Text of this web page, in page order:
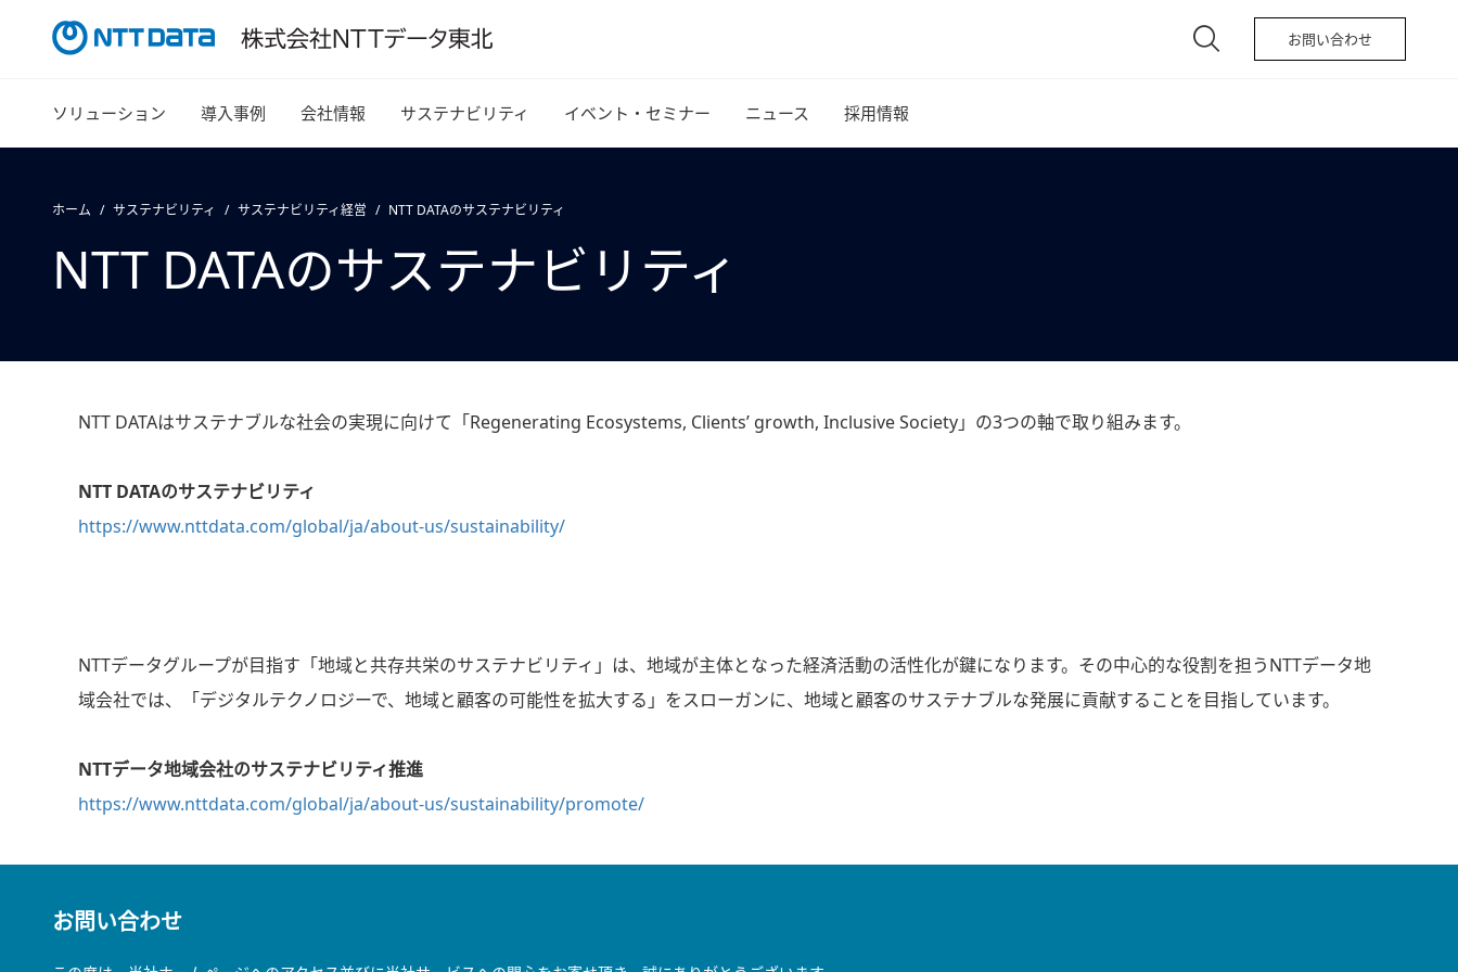
お問い合わせ
ソリューション 導入事例 会社情報 サステナビリティ イベント・セミナー ニュース 採用情報
ホーム サステナビリティ サステナビリティ経営 NTT DATAのサステナビリティ
NTT DATAのサステナビリティ
NTT DATAはサステナブルな社会の実現に向けて「Regenerating Ecosystems, Clients’ growth, Inclusive Society」の3つの軸で取り組みます。
NTT DATAのサステナビリティ
https://www.nttdata.com/global/ja/about-us/sustainability/
NTTデータグループが目指す「地域と共存共栄のサステナビリティ」は、地域が主体となった経済活動の活性化が鍵になります。その中心的な役割を担うNTTデータ地
域会社では、「デジタルテクノロジーで、地域と顧客の可能性を拡大する」をスローガンに、地域と顧客のサステナブルな発展に貢献することを目指しています。
NTTデータ地域会社のサステナビリティ推進
https://www.nttdata.com/global/ja/about-us/sustainability/promote/
お問い合わせ